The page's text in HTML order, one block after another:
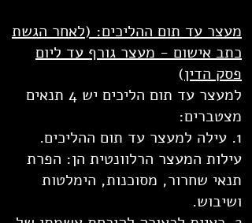
מעצר עד תום ההליכים: (לאחר הגשת
כתב אישום - מעצר גורף עד ליום
פסק הדין)
למעצר עד תום הליכים יש 4 תנאים
מצטברים:
1. עילה למעצר עד תום ההליכים.
עילות המעצר הרלוונטית הן: הפרת
תנאי שחרור, מסוכנות, הימלטות
ושיבוש.